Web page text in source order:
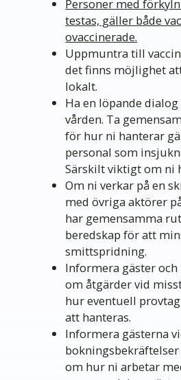
Personer med
testas, gäller både
ovaccinerade.
Uppmuntra till
det finns möjlighet
lokalt.
Ha en löpande
vården. Ta
för hur ni hanterar
personal som
Särskilt viktigt om ni
Om ni verkar på en
med övriga aktörer
har gemensamma
beredskap för att
smittspridning.
Informera gäster
om åtgärder vid
hur eventuell
att hanteras.
Informera gästerna
om hur ni arbetar